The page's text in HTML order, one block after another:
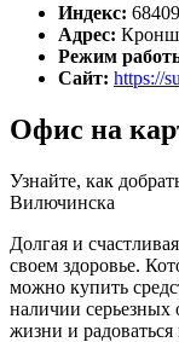
Индекс:
Адрес:
Режим
Сайт: https://
Офис на
Узнайте, как
Вилючинска
Долгая и
своем здоровье.
можно купить
наличии серьезных
жизни и